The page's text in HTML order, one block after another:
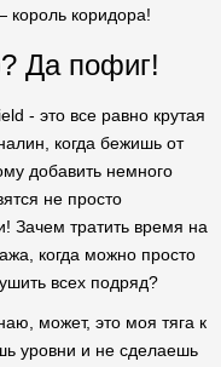
король коридора!
Да пофиг!
- это все равно крутая
когда бежишь от
добавить немного
не просто
Зачем тратить время на
когда можно просто
всех подряд?
может, это моя тяга к
уровни и не сделаешь